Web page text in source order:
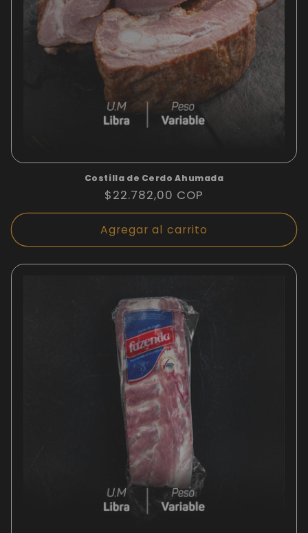
Costilla de Cerdo Ahumada
Precio
habitual
$22.782,00 COP
Agregar al carrito